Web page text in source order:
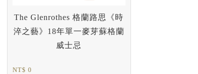
The Glenrothes 格蘭路思《時
淬之藝》18年單一麥芽蘇格蘭
威士忌
NT$ 0